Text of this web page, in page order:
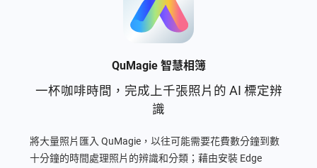
QuMagie 智慧相簿
一杯咖啡時間，完成上千張照片的 AI 標定辨
識
將大量照片匯入 QuMagie，以往可能需要花費數分鐘到數
十分鐘的時間處理照片的辨識和分類；藉由安裝 Edge